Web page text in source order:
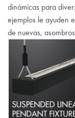
dinámicas para
ejemplos le ayuden
de nuevas,